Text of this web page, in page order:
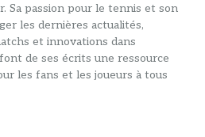
Sa passion pour le tennis et son
les dernières actualités,
et innovations dans
de ses écrits une ressource
les fans et les joueurs à tous